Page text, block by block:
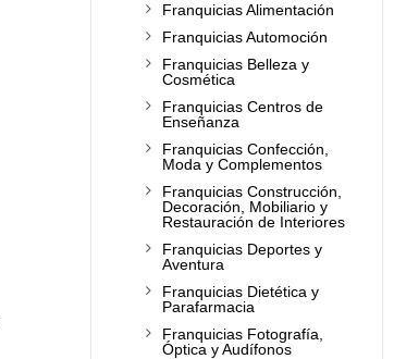
Franquicias Alimentación
Franquicias Automoción
Franquicias Belleza y
Cosmética
Franquicias Centros de
Enseñanza
Franquicias Confección,
Moda y Complementos
Franquicias Construcción,
Decoración, Mobiliario y
Restauración de Interiores
Franquicias Deportes y
Aventura
Franquicias Dietética y
Parafarmacia
Franquicias Fotografía,
Óptica y Audífonos